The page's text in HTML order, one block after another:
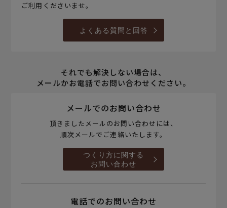
ご利用くださいませ。
よくある質問と回答
それでも解決しない場合は、
メールかお電話でお問い合わせください。
メールでのお問い合わせ
頂きましたメールのお問い合わせには、
順次メールでご連絡いたします。
つくり方に関する
お問い合わせ
電話でのお問い合わせ